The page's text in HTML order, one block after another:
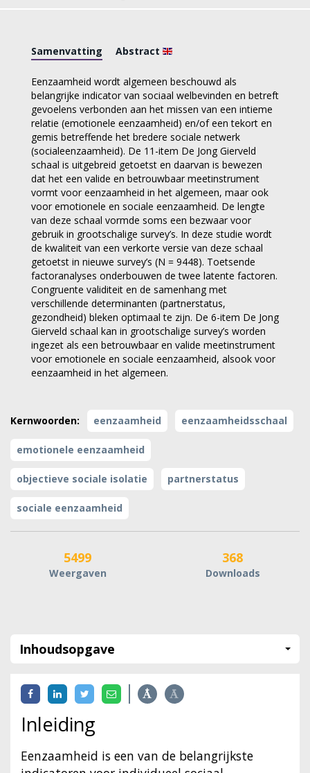
Samenvatting Abstract
Eenzaamheid wordt algemeen beschouwd als
belangrijke indicator van sociaal welbevinden en betreft
gevoelens verbonden aan het missen van een intieme
relatie (emotionele eenzaamheid) en/of een tekort en
gemis betreffende het bredere sociale netwerk
(socialeenzaamheid). De 11-item De Jong Gierveld
schaal is uitgebreid getoetst en daarvan is bewezen
dat het een valide en betrouwbaar meetinstrument
vormt voor eenzaamheid in het algemeen, maar ook
voor emotionele en sociale eenzaamheid. De lengte
van deze schaal vormde soms een bezwaar voor
gebruik in grootschalige survey’s. In deze studie wordt
de kwaliteit van een verkorte versie van deze schaal
getoetst in nieuwe survey’s (N = 9448). Toetsende
factoranalyses onderbouwen de twee latente factoren.
Congruente validiteit en de samenhang met
verschillende determinanten (partnerstatus,
gezondheid) bleken optimaal te zijn. De 6-item De Jong
Gierveld schaal kan in grootschalige survey’s worden
ingezet als een betrouwbaar en valide meetinstrument
voor emotionele en sociale eenzaamheid, alsook voor
eenzaamheid in het algemeen.
Kernwoorden: eenzaamheid eenzaamheidsschaal
emotionele eenzaamheid
objectieve sociale isolatie partnerstatus
sociale eenzaamheid
5499
Weergaven
368
Downloads
Inhoudsopgave
Inleiding
Eenzaamheid is een van de belangrijkste